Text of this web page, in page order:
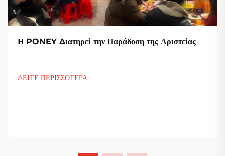
Η PONEY Διατηρεί την Παράδοση της Αριστείας
ΔΕΙΤΕ ΠΕΡΙΣΣΟΤΕΡΑ